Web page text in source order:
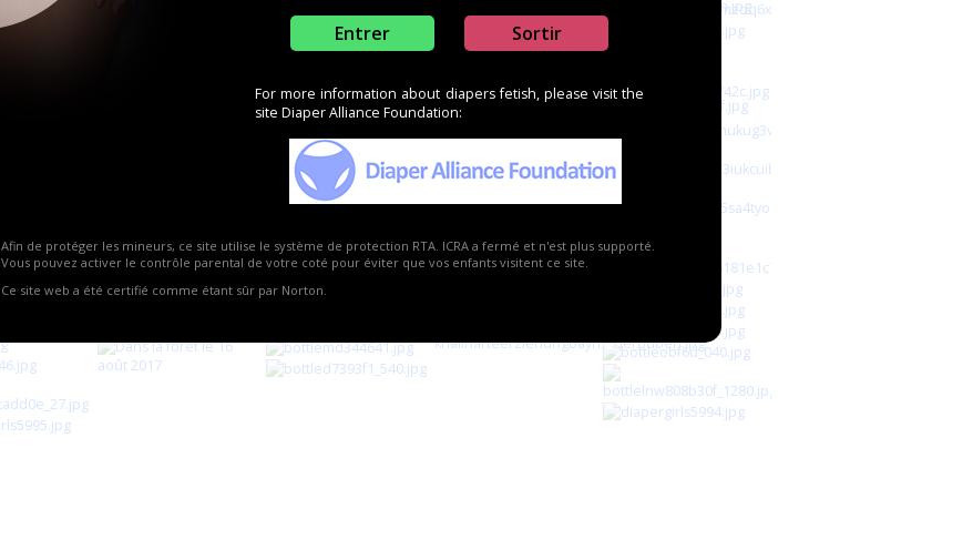
Entrer Sortir
For more information about diapers fetish, please visit the
site Diaper Alliance Foundation:
Afin de protéger les mineurs, ce site utilise le système de protection RTA. ICRA a fermé et n'est plus supporté.
Vous pouvez activer le contrôle parental de votre coté pour éviter que vos enfants visitent ce site.
Ce site web a été certifié comme étant sûr par Norton.